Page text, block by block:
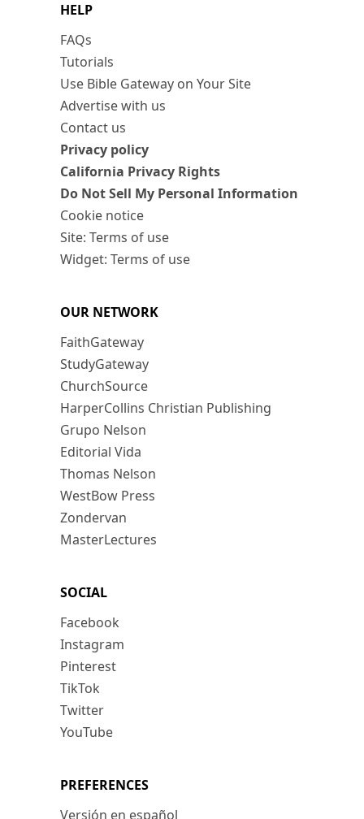
HELP
FAQs
Tutorials
Use Bible Gateway on Your Site
Advertise with us
Contact us
Privacy policy
California Privacy Rights
Do Not Sell My Personal Information
Cookie notice
Site: Terms of use
Widget: Terms of use
OUR NETWORK
FaithGateway
StudyGateway
ChurchSource
HarperCollins Christian Publishing
Grupo Nelson
Editorial Vida
Thomas Nelson
WestBow Press
Zondervan
MasterLectures
SOCIAL
Facebook
Instagram
Pinterest
TikTok
Twitter
YouTube
PREFERENCES
Versión en español